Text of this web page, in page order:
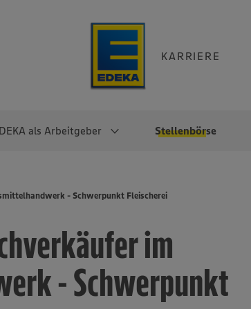
KARRIERE
als Arbeitgeber Stellenbörse
Direkteinstieg
Noch Fragen?
Überblick
EDEKA Fruchtkontor
EDEKA Foodservice
EDEKA-
- Schwerpunkt Fleischerei
im
- Schwerpunkt